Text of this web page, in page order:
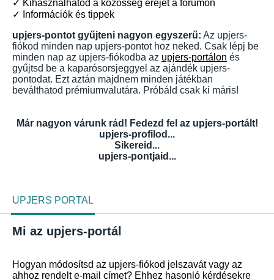
✓ Kihasználhatod a közösség erejét a fórumon
✓ Információk és tippek
upjers-pontot gyűjteni nagyon egyszerű: Az upjers-
fiókod minden nap upjers-pontot hoz neked. Csak lépj be
minden nap az upjers-fiókodba az upjers-portálon és
gyűjtsd be a kaparósorsjeggyel az ajándék upjers-
pontodat. Ezt aztán majdnem minden játékban
beválthatod prémiumvalutára. Próbáld csak ki máris!
Már nagyon várunk rád! Fedezd fel az upjers-portált!
upjers-profilod...
Sikereid...
upjers-pontjaid...
UPJERS PORTAL
Mi az upjers-portál
Hogyan módosítsd az upjers-fiókod jelszavát vagy az
ahhoz rendelt e-mail címet? Ehhez hasonló kérdésekre